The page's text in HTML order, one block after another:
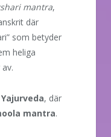
mantra,
där
som betyder
heliga
Yajurveda, där
mantra.